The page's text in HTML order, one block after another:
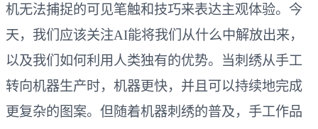
机无法捕捉的可见笔触和技巧来表达主观体验。今
天，我们应该关注AI能将我们从什么中解放出来，
以及我们如何利用人类独有的优势。当刺绣从手工
转向机器生产时，机器更快，并且可以持续地完成
更复杂的图案。但随着机器刺绣的普及，手工作品